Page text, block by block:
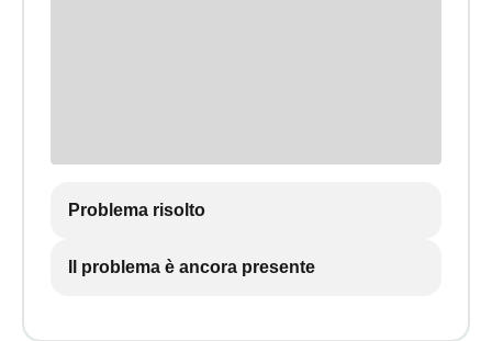
Problema risolto
Il problema è ancora presente